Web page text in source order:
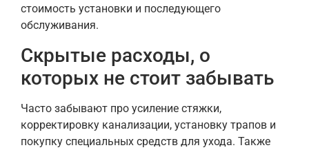
стоимость установки и последующего
обслуживания.
Скрытые расходы, о
которых не стоит забывать
Часто забывают про усиление стяжки,
корректировку канализации, установку трапов и
покупку специальных средств для ухода. Также